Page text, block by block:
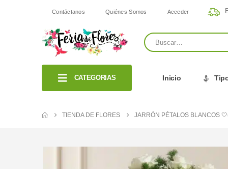
Contáctanos Quiénes Somos Acceder
CATEGORIAS Inicio
TIENDA DE FLORES JARRÓN PÉTALOS BLANCOS